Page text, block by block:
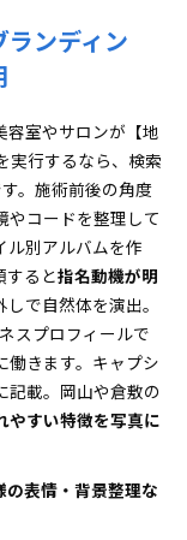
ンディン
容室やサロンが【地
実行するなら、検索
。施術前後の角度
やコードを整理して
ル別アルバムを作
すると指名動機が明
で自然体を演出。
スプロフィールで
働きます。キャプシ
記載。岡山や倉敷の
やすい特徴を写真に
表情・背景整理な